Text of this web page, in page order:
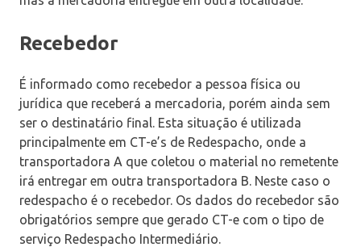
Recebedor
É informado como recebedor a pessoa física ou
jurídica que receberá a mercadoria, porém ainda sem
ser o destinatário final. Esta situação é utilizada
principalmente em CT-e’s de Redespacho, onde a
transportadora A que coletou o material no remetente
irá entregar em outra transportadora B. Neste caso o
redespacho é o recebedor. Os dados do recebedor são
obrigatórios sempre que gerado CT-e com o tipo de
serviço Redespacho Intermediário.